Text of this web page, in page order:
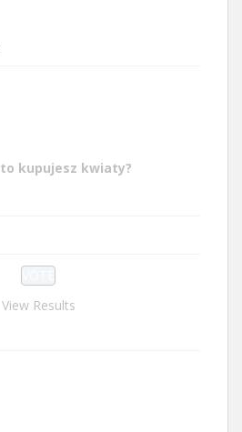
kupujesz kwiaty?
View Results